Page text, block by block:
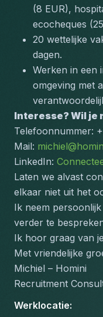
(8 EUR),
ecocheques
20 wettelijke
dagen.
Werken in een
omgeving met
Interesse? Wil je
Telefoonnummer:
Mail:
LinkedIn:
Laten we alvast
elkaar niet uit het
Ik neem
verder te
Ik hoor graag van
Met vriendelijke
Michiel – Homini
Recruitment
Werklocatie: